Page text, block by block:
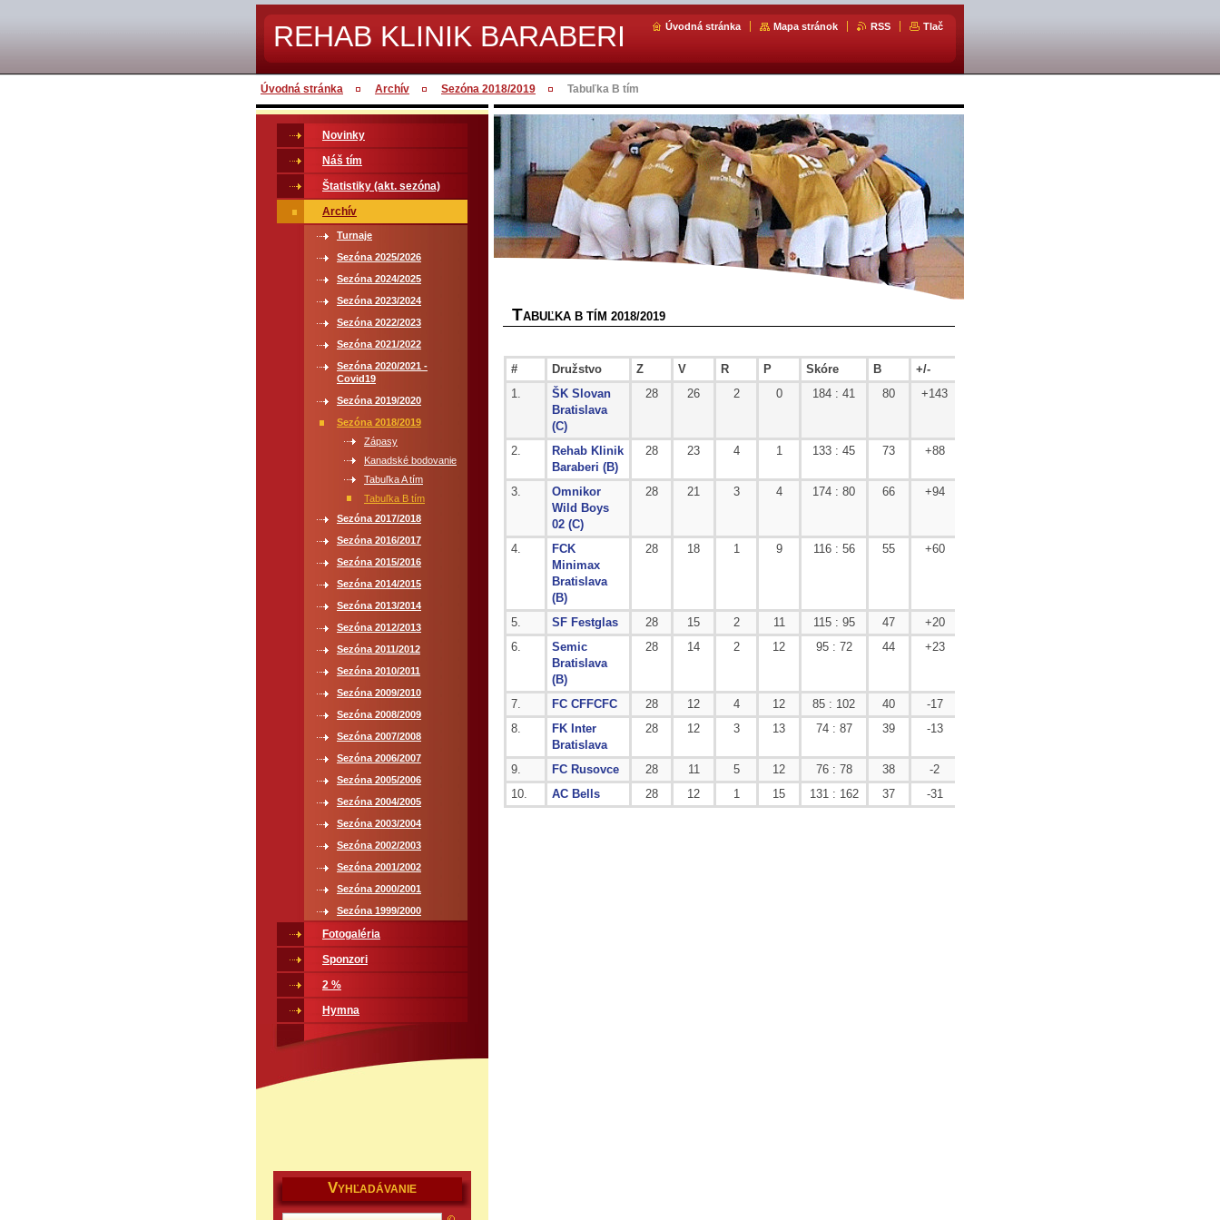
REHAB KLINIK BARABERI Úvodná stránka Mapa stránok RSS Tlač
Úvodná stránka Archív Sezóna 2018/2019 Tabuľka B tím
TABUĽKA B TÍM 2018/2019
# Družstvo Z V R P Skóre B
+/-
1.
ŠK Slovan
Bratislava
(C)
28 26 2 0 184 : 41 80 +143
2.
Rehab Klinik
Baraberi (B)
28 23 4 1 133 : 45 73 +88
3.
Omnikor
Wild Boys
02 (C)
28 21 3 4 174 : 80 66 +94
4.
FCK
Minimax
Bratislava
(B)
28 18 1 9 116 : 56 55 +60
5. SF Festglas 28 15 2 11 115 : 95 47
+20
6.
Semic
Bratislava
(B)
28 14 2 12 95 : 72 44 +23
7. FC CFFCFC 28 12 4 12 85 : 102 40
-17
8.
FK Inter
Bratislava
28 12 3 13 74 : 87 39 -13
9. FC Rusovce 28 11 5 12 76 : 78 38
-2
10.
AC Bells 28 12 1 15 131 : 162 37 -31
Novinky
Náš tím
Štatistiky (akt. sezóna)
Archív
Turnaje
Sezóna 2025/2026
Sezóna 2024/2025
Sezóna 2023/2024
Sezóna 2022/2023
Sezóna 2021/2022
Sezóna 2020/2021 -
Covid19
Sezóna 2019/2020
Sezóna 2018/2019
Zápasy
Kanadské bodovanie
Tabuľka A tím
Tabuľka B tím
Sezóna 2017/2018
Sezóna 2016/2017
Sezóna 2015/2016
Sezóna 2014/2015
Sezóna 2013/2014
Sezóna 2012/2013
Sezóna 2011/2012
Sezóna 2010/2011
Sezóna 2009/2010
Sezóna 2008/2009
Sezóna 2007/2008
Sezóna 2006/2007
Sezóna 2005/2006
Sezóna 2004/2005
Sezóna 2003/2004
Sezóna 2002/2003
Sezóna 2001/2002
Sezóna 2000/2001
Sezóna 1999/2000
Fotogaléria
Sponzori
2 %
Hymna
VYHĽADÁVANIE